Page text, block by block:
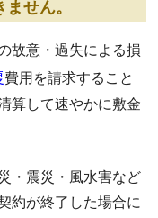
せん。
故意・過失による損
費用を請求すること
算して速やかに敷金
・震災・風水害など
約が終了した場合に